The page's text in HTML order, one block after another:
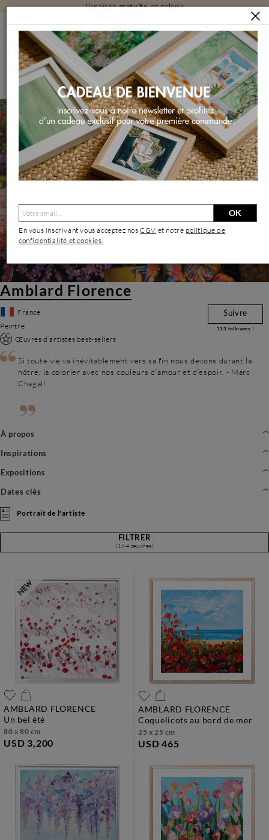
Livraisongratuiteen galerie
ARTISTES AMBLARD FLORENCE
Amblard Florence | Artiste Contemporain : Oeuvres &
Biographie
Amblard Florence
France
Peintre
Œuvres d’artistes best-sellers
Suivre
133 followers !
Si toute vie va inévitablement vers sa fin nous devons durant la
nôtre, la colorier avec nos couleurs d’amour et d’espoir. - Marc
Chagall
À propos
Inspirations
Expositions
Dates clés
Portrait de l'artiste
FILTRER
(194 œuvres)
AMBLARD FLORENCE
un bel été
80 x 80 cm
USD 3,200
AMBLARD FLORENCE
coquelicots au bord de mer
25 x 25 cm
USD 465
OK
En vous inscrivant vous acceptez nosCGV et notre politique de
confidentialité et cookies.